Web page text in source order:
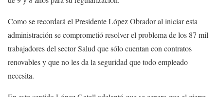
Como se recordará el Presidente López Obrador al iniciar esta
administración se comprometió resolver el problema de los 87 mil
trabajadores del sector Salud que sólo cuentan con contratos
renovables y que no les da la seguridad que todo empleado
necesita.